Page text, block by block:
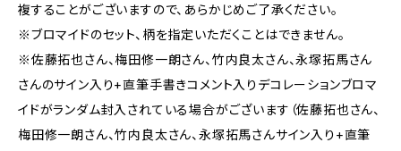
複することがございますので、あらかじめご了承ください。
※ブロマイドのセット、柄を指定いただくことはできません。
※佐藤拓也さん、梅田修一朗さん、竹内良太さん、永塚拓馬さん
さんのサイン入り+直筆手書きコメント入りデコレーションブロマ
イドがランダム封入されている場合がございます（佐藤拓也さん、
梅田修一朗さん、竹内良太さん、永塚拓馬さんサイン入り+直筆